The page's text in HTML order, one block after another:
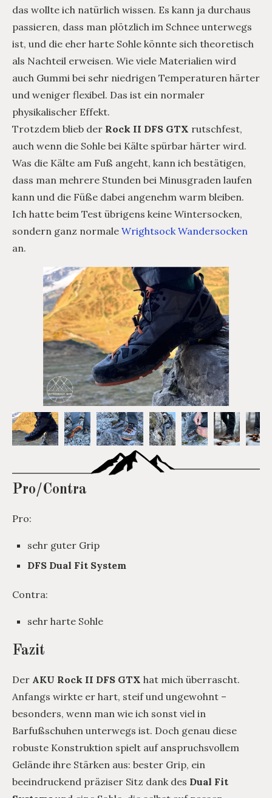
das wollte ich natürlich wissen. Es kann ja durchaus
passieren, dass man plötzlich im Schnee unterwegs
ist, und die eher harte Sohle könnte sich theoretisch
als Nachteil erweisen. Wie viele Materialien wird
auch Gummi bei sehr niedrigen Temperaturen härter
und weniger flexibel. Das ist ein normaler
physikalischer Effekt.
Trotzdem blieb der Rock II DFS GTX rutschfest,
auch wenn die Sohle bei Kälte spürbar härter wird.
Was die Kälte am Fuß angeht, kann ich bestätigen,
dass man mehrere Stunden bei Minusgraden laufen
kann und die Füße dabei angenehm warm bleiben.
Ich hatte beim Test übrigens keine Wintersocken,
sondern ganz normale Wrightsock Wandersocken
an.
Pro/Contra
Pro:
sehr guter Grip
DFS Dual Fit System
Contra:
sehr harte Sohle
Fazit
Der AKU Rock II DFS GTX hat mich überrascht.
Anfangs wirkte er hart, steif und ungewohnt –
besonders, wenn man wie ich sonst viel in
Barfußschuhen unterwegs ist. Doch genau diese
robuste Konstruktion spielt auf anspruchsvollem
Gelände ihre Stärken aus: bester Grip, ein
beeindruckend präziser Sitz dank des Dual Fit